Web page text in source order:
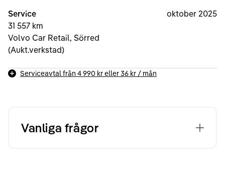
Service
31 557 km
Volvo Car Retail, Sörred
(Aukt.verkstad)
oktober 2025
Serviceavtal från 4 990 kreller36 kr / mån
Vanliga frågor